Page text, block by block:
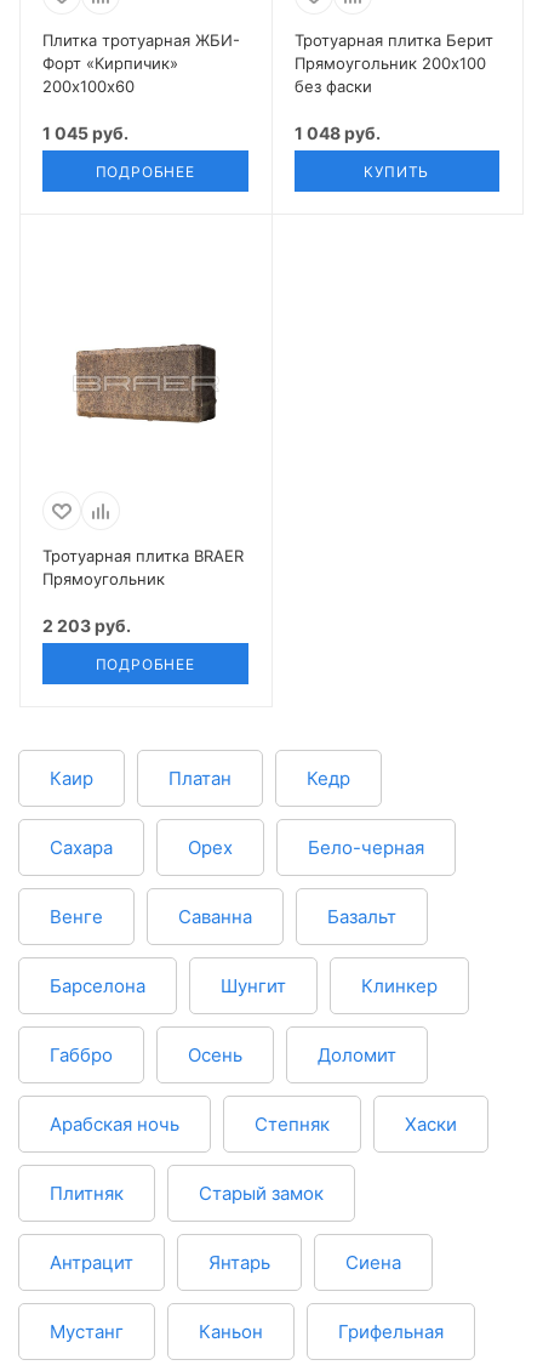
Плитка тротуарная ЖБИ-
Форт «Кирпичик»
200х100х60
1 045 руб.
ПОДРОБНЕЕ
Тротуарная плитка Берит
Прямоугольник 200х100
без фаски
1 048 руб.
КУПИТЬ
Тротуарная плитка BRAER
Прямоугольник
2 203 руб.
ПОДРОБНЕЕ
Каир Платан Кедр
Сахара Орех Бело-черная
Венге Саванна Базальт
Барселона Шунгит Клинкер
Габбро Осень Доломит
Арабская ночь Степняк Хаски
Плитняк Старый замок
Антрацит Янтарь Сиена
Мустанг Каньон Грифельная